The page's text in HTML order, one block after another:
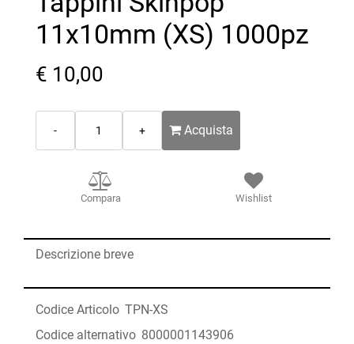
11x10mm (XS) 1000pz
€ 10,00
Acquista
Compara Wishlist
Descrizione breve
Codice Articolo TPN-XS
Codice alternativo 8000001143906